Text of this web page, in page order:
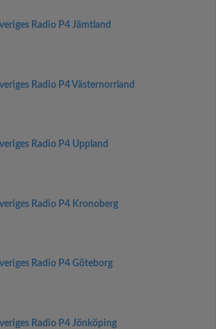
Radio P4 Jämtland
Radio P4 Västernorrland
Radio P4 Uppland
Radio P4 Kronoberg
Radio P4 Göteborg
Radio P4 Jönköping